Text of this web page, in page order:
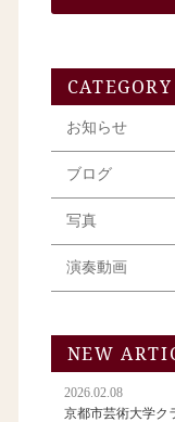
CATEGORY
お知らせ
ブログ
写真
演奏動画
NEW
2026.02.08
京都市芸術大学ク